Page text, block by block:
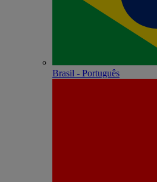
Brasil - Português